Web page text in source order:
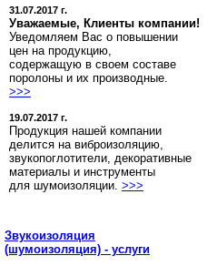
31.07.2017 г.
Уважаемые, Клиенты компании!
Уведомляем Вас о повышении
цен на продукцию,
содержащую в своем составе
поролоны и их производные.
>>>
19.07.2017 г.
Продукция нашей компании
делится на виброизоляцию,
звукопоглотители, декоративные
материалы и инструменты
для шумоизоляции. >>>
Звукоизоляция
(шумоизоляция) - услуги